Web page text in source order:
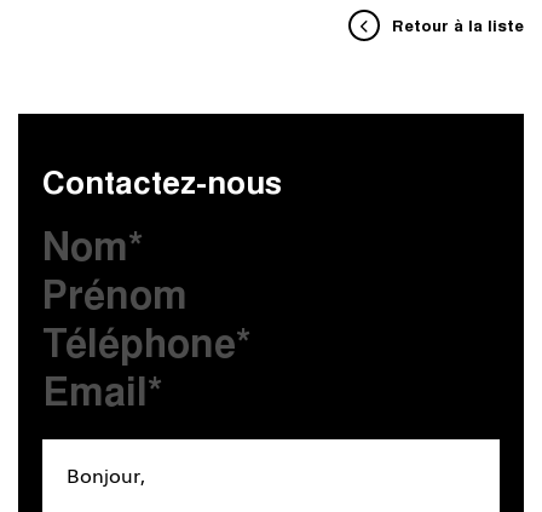
Contactez-nous
Retour à la liste